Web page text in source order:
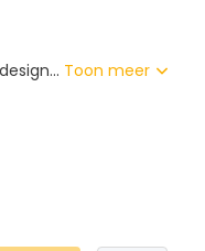
Toon meer